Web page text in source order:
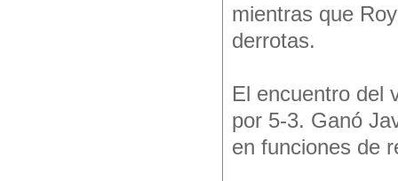
mientras que
derrotas.
El encuentro del
por 5-3. Ganó
en funciones de